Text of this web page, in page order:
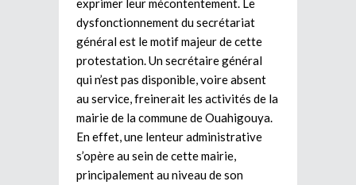
dysfonctionnement du secrétariat
général est le motif majeur de cette
protestation. Un secrétaire général
qui n’est pas disponible, voire absent
au service, freinerait les activités de la
mairie de la commune de Ouahigouya.
En effet, une lenteur administrative
s’opère au sein de cette mairie,
principalement au niveau de son